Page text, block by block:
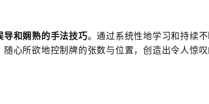
导和娴熟的手法技巧。通过系统性地学习和持续
心所欲地控制牌的张数与位置，创造出令人惊叹